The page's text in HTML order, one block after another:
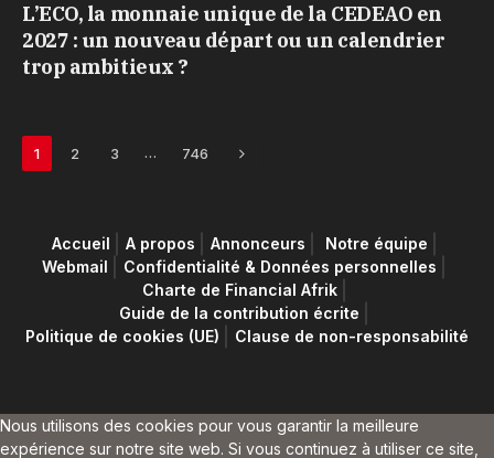
L’ECO, la monnaie unique de la CEDEAO en
2027 : un nouveau départ ou un calendrier
trop ambitieux ?
1 2 3 … 746 Next
Accueil A propos Annonceurs
Notre équipe
Webmail
Confidentialité & Données personnelles
Charte de Financial Afrik
Guide de la contribution écrite
Politique de cookies (UE)
Clause de non-responsabilité
Nous utilisons des cookies pour vous garantir la meilleure
expérience sur notre site web. Si vous continuez à utiliser ce site,